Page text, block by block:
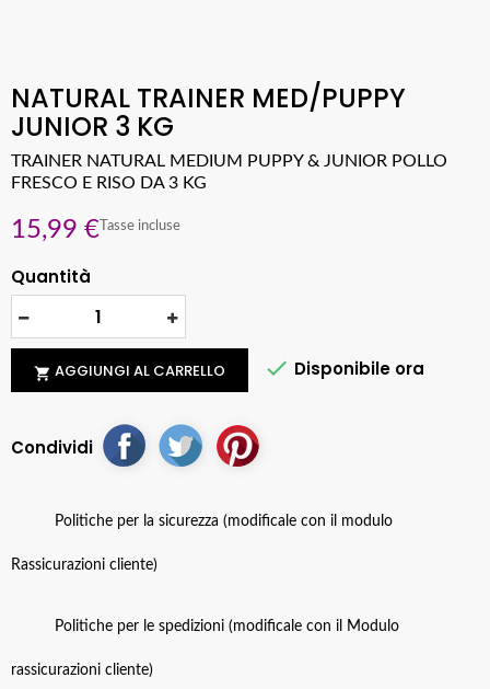
NATURAL TRAINER MED/PUPPY
JUNIOR 3 KG
TRAINER NATURAL MEDIUM PUPPY & JUNIOR POLLO
FRESCO E RISO DA 3 KG
15,99 € Tasse incluse
Quantità
 AGGIUNGI AL CARRELLO  Disponibile ora
Condividi
Politiche per la sicurezza (modificale con il modulo
Rassicurazioni cliente)
Politiche per le spedizioni (modificale con il Modulo
rassicurazioni cliente)